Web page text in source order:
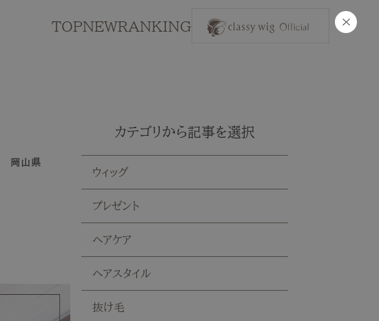
TOPNEWRANKING
岡山県
カテゴリから記事を選択
ウィッグ
プレゼント
ヘアケア
ヘアスタイル
抜け毛
×